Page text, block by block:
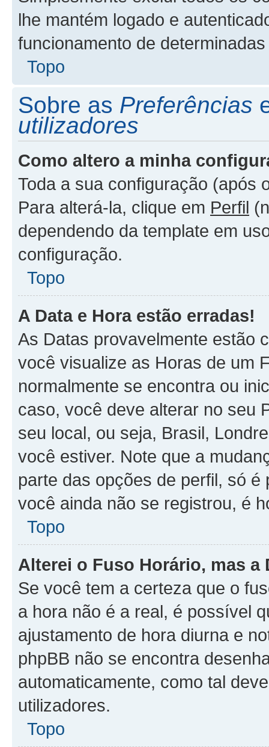
lhe mantém logado e
funcionamento de
Topo
Sobre as Preferências
utilizadores
Como altero a minha
Toda a sua configuração (após
Para alterá-la, clique em Perfil
dependendo da template em
configuração.
Topo
A Data e Hora estão erradas!
As Datas provavelmente estão
você visualize as Horas de um
normalmente se encontra ou
caso, você deve alterar no seu
seu local, ou seja, Brasil,
você estiver. Note que a
parte das opções de perfil, só
você ainda não se registrou, é
Topo
Alterei o Fuso Horário, mas a
Se você tem a certeza que o
a hora não é a real, é possível
ajustamento de hora diurna e
phpBB não se encontra
automaticamente, como tal
utilizadores.
Topo